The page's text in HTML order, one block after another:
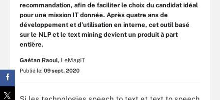
recommandation, afin de faciliter le choix du candidat idéal
pour une mission IT donnée. Après quatre ans de
développement et d’utilisation en interne, cet outil basé
sur le NLP et le text mining devient un produit à part
entière.
Gaétan Raoul, LeMagIT
Publié le: 09 sept. 2020